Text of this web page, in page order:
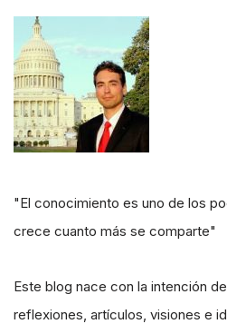
"El conocimiento es uno de los
crece cuanto más se comparte"
Este blog nace con la intención
reflexiones, artículos, visiones e